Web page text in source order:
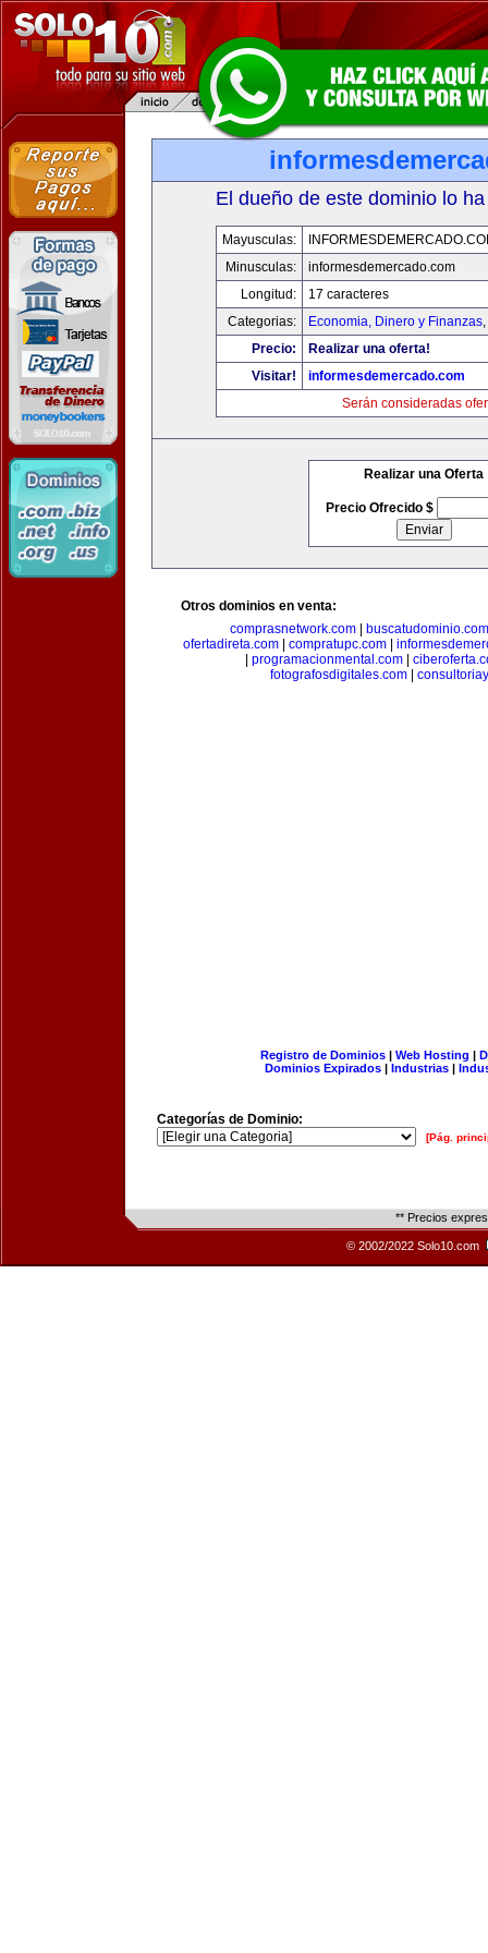
El dueño de este dominio lo
Mayusculas:
Minusculas:
informesdemercado.com
Longitud:
17 caracteres
Categorias:
Economia, Dinero y Finanzas,
Precio:
Realizar una oferta!
Visitar!
informesdemercado.com
Serán consideradas
Realizar una Oferta
Precio Ofrecido $
Otros dominios en venta:
comprasnetwork.com
buscatudominio.com
ofertadireta.com| compratupc.com|
programacionmental.com|
fotografosdigitales.com|
Registro de Dominios| Web Hosting |
Dominios Expirados | Industrias |
Categorías de Dominio:
[Pág.
** Precios
© 2002/2022 Solo10.com